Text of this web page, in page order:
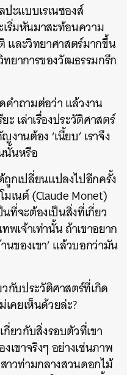
ะแบบเรเนซองส์
ริ่มหันมาสะท้อนความ
และวิทยาศาสตร์มากขึ้น
ยาการของวัฒธรรมกรีก
คำถามต่อว่า แล้วงาน
เล่าเรื่องประวัติศาสตร์
านต้อง ‘เนี้ยบ’ เราจึง
นั้นหรือ
กเปลี่ยนแปลงไปอีกครั้ง
มเนต์ (Claude Monet)
ที่จะต้องเป็นสิ่งที่เกี่ยว
เจ้าเท่านั้น ถ้าเขาอยาก
ของเขา’ แล้วบอกว่ามัน
กับประวัติศาสตร์ที่เกิด
คยเห็นด้วยล่ะ?
ยวกับสิ่งรอบตัวที่เขา
เขาจริงๆ อย่างเช่นภาพ
วท่ามกลางสวนดอกไม้